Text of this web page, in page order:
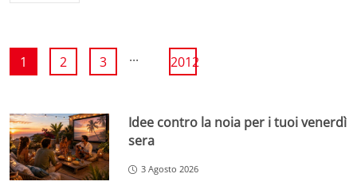
1 2 3 ... 2012
Idee contro la noia per i tuoi venerdì
sera
3 Agosto 2026